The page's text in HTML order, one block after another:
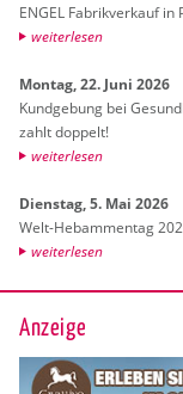
ENGEL Fa­brik­ver­kauf
wei­ter­le­sen
Mon­tag, 22. Juni 2026
Kund­ge­bung bei
zahlt dop­pelt!
wei­ter­le­sen
Diens­tag, 5. Mai 2026
Welt-Heb­am­men­tag
wei­ter­le­sen
Anzeige